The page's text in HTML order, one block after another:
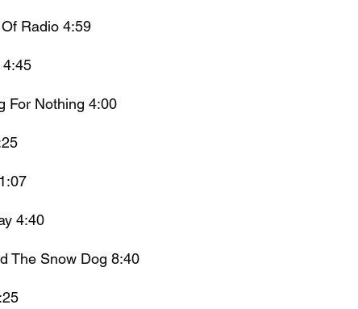
Radio 4:59
4:45
For Nothing 4:00
4:40
The Snow Dog 8:40